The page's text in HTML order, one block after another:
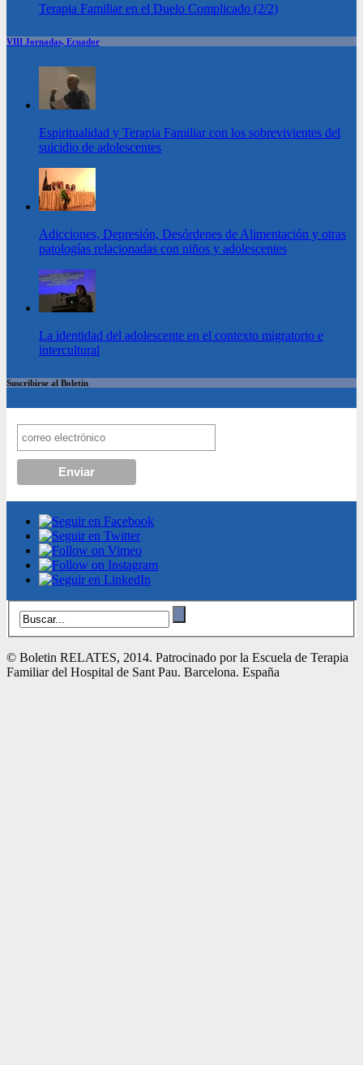
Terapia Familiar en el Duelo Complicado (2/2)
VIII Jornadas, Ecuador
Espiritualidad y Terapia Familiar con los sobrevivientes del
suicidio de adolescentes
Adicciones, Depresión, Desórdenes de Alimentación y otras
patologías relacionadas con niños y adolescentes
La identidad del adolescente en el contexto migratorio e
intercultural
Suscribirse al Boletin
© Boletin RELATES, 2014. Patrocinado por la Escuela de Terapia
Familiar del Hospital de Sant Pau. Barcelona. España